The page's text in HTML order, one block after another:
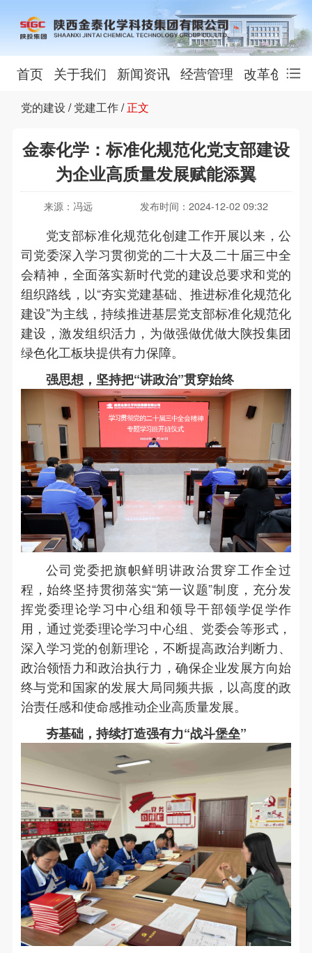
首页 关于我们 新闻资讯 经营管理 改革创新
党的建设 / 党建工作/ 正文
金泰化学：标准化规范化党支部建设
为企业高质量发展赋能添翼
来源：冯远 发布时间：2024-12-02 09:32
党支部标准化规范化创建工作开展以来，公
司党委深入学习贯彻党的二十大及二十届三中全
会精神，全面落实新时代党的建设总要求和党的
组织路线，以“夯实党建基础、推进标准化规范化
建设”为主线，持续推进基层党支部标准化规范化
建设，激发组织活力，为做强做优做大陕投集团
绿色化工板块提供有力保障。
强思想，坚持把“讲政治”贯穿始终
公司党委把旗帜鲜明讲政治贯穿工作全过
程，始终坚持贯彻落实“第一议题”制度，充分发
挥党委理论学习中心组和领导干部领学促学作
用，通过党委理论学习中心组、党委会等形式，
深入学习党的创新理论，不断提高政治判断力、
政治领悟力和政治执行力，确保企业发展方向始
终与党和国家的发展大局同频共振，以高度的政
治责任感和使命感推动企业高质量发展。
夯基础，持续打造强有力“战斗堡垒”